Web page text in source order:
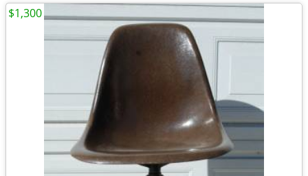
$1,300